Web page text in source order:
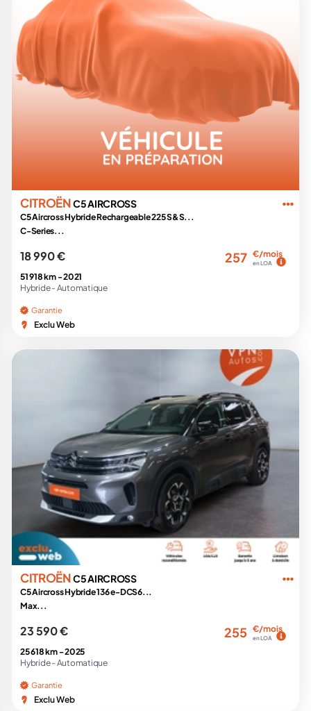
CITROËNC5 AIRCROSS
C5 Aircross Hybride Rechargeable 225 S&S...
C-Series...
18 990 € 257 €/mois
en LOA
51 918 km -2021
Hybride - Automatique
Garantie
Exclu Web
CITROËNC5 AIRCROSS
C5 Aircross Hybride 136 e-DCS6...
Max...
23 590 € 255 €/mois
en LOA
25 618 km -2025
Hybride - Automatique
Garantie
Exclu Web